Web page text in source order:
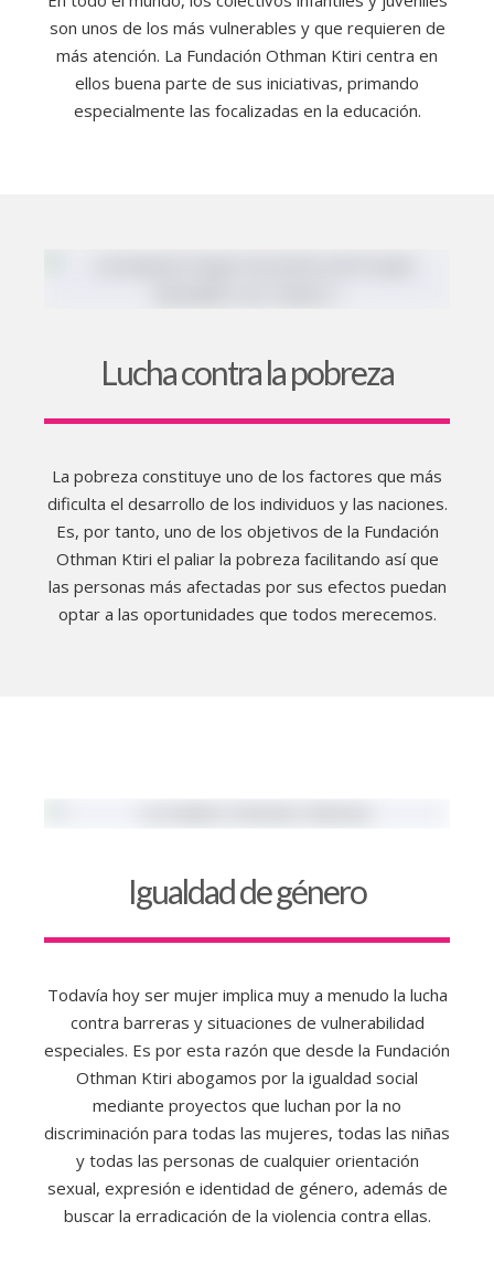
son unos de los más vulnerables y que requieren de
más atención. La Fundación Othman Ktiri centra en
ellos buena parte de sus iniciativas, primando
especialmente las focalizadas en la educación.
Lucha contra la pobreza
La pobreza constituye uno de los factores que más
dificulta el desarrollo de los individuos y las naciones.
Es, por tanto, uno de los objetivos de la Fundación
Othman Ktiri el paliar la pobreza facilitando así que
las personas más afectadas por sus efectos puedan
optar a las oportunidades que todos merecemos.
Igualdad de género
Todavía hoy ser mujer implica muy a menudo la lucha
contra barreras y situaciones de vulnerabilidad
especiales. Es por esta razón que desde la Fundación
Othman Ktiri abogamos por la igualdad social
mediante proyectos que luchan por la no
discriminación para todas las mujeres, todas las niñas
y todas las personas de cualquier orientación
sexual, expresión e identidad de género, además de
buscar la erradicación de la violencia contra ellas.